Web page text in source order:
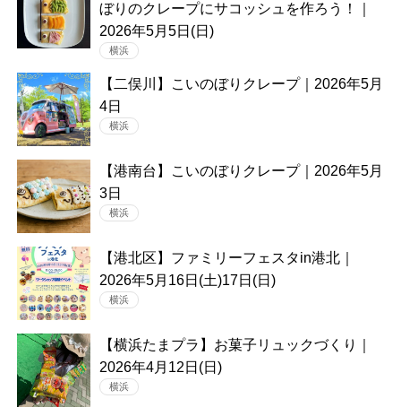
ぼりのクレープにサコッシュを作ろう！｜
2026年5月5日(日)
横浜
【二俣川】こいのぼりクレープ｜2026年5月
4日
横浜
【港南台】こいのぼりクレープ｜2026年5月
3日
横浜
【港北区】ファミリーフェスタin港北｜
2026年5月16日(土)17日(日)
横浜
【横浜たまプラ】お菓子リュックづくり｜
2026年4月12日(日)
横浜